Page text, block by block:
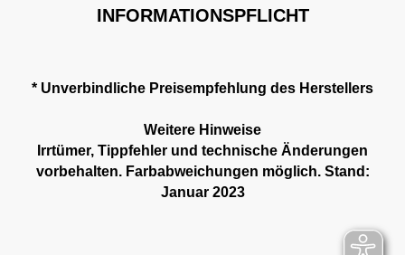
INFORMATIONSPFLICHT
* Unverbindliche Preisempfehlung des Herstellers
Weitere Hinweise
Irrtümer, Tippfehler und technische Änderungen
vorbehalten. Farbabweichungen möglich. Stand:
Januar 2023